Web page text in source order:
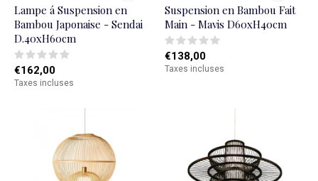
Lampe á Suspension en
Bambou Japonaise - Sendai
D.40xH60cm
€162,00
Taxes incluses
Suspension en Bambou Fait
Main - Mavis D60xH40cm
€138,00
Taxes incluses